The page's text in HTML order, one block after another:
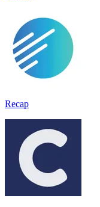
Recap